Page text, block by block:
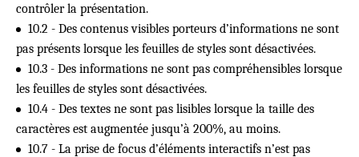
contrôler la présentation.
10.2 - Des contenus visibles porteurs d’informations ne sont
pas présents lorsque les feuilles de styles sont désactivées.
10.3 - Des informations ne sont pas compréhensibles lorsque
les feuilles de styles sont désactivées.
10.4 - Des textes ne sont pas lisibles lorsque la taille des
caractères est augmentée jusqu’à 200%, au moins.
10.7 - La prise de focus d’éléments interactifs n’est pas